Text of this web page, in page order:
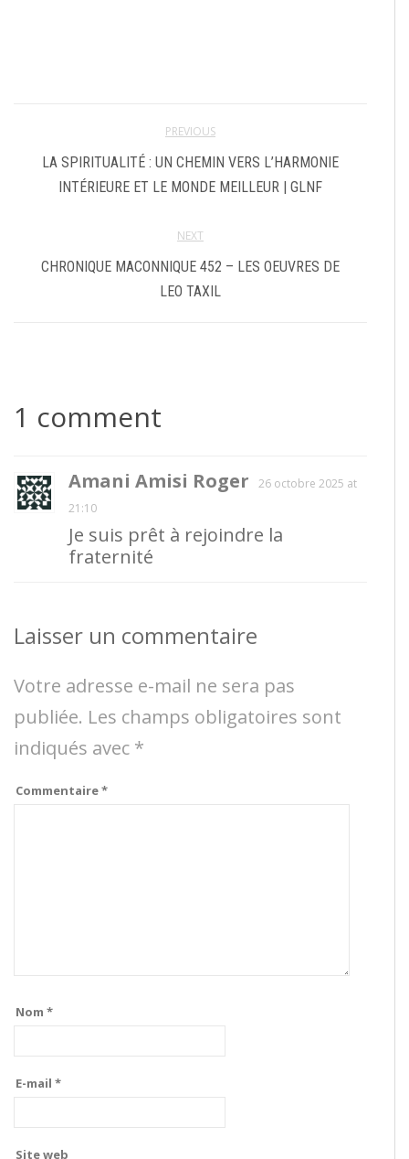
PREVIOUS
LA SPIRITUALITÉ : UN CHEMIN VERS L’HARMONIE
INTÉRIEURE ET LE MONDE MEILLEUR | GLNF
NEXT
CHRONIQUE MACONNIQUE 452 – LES OEUVRES DE
LEO TAXIL
1 comment
Amani Amisi Roger
26 octobre 2025 at
21:10
Je suis prêt à rejoindre la
fraternité
Laisser un commentaire
Votre adresse e-mail ne sera pas
publiée. Les champs obligatoires sont
indiqués avec *
Commentaire*
Nom *
E-mail *
Site web